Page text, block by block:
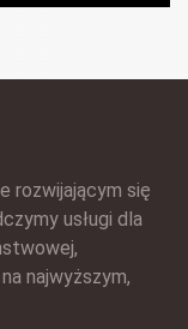
rozwijającym się
usługi dla
najwyższym,